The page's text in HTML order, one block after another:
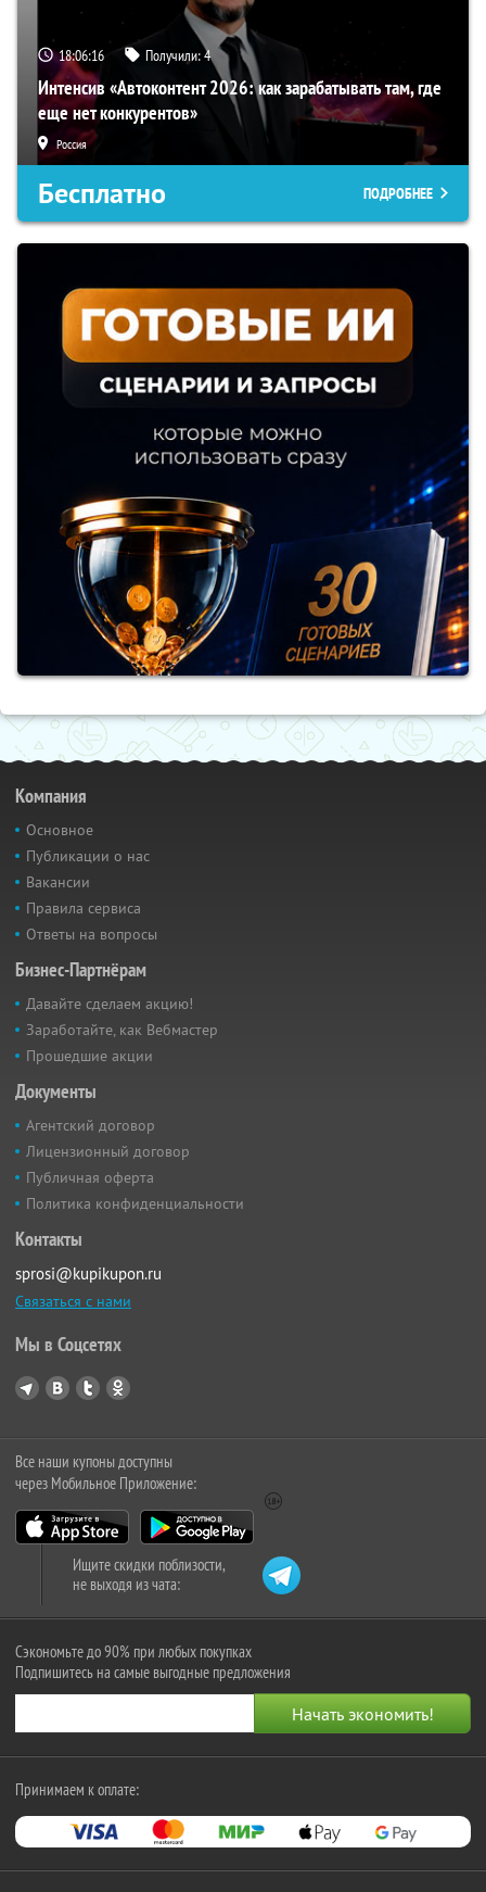
18:06:15 Получили:4
Интенсив «Автоконтент 2026: как зарабатывать там, где
еще нет конкурентов»
Россия
Бесплатно ПОДРОБНЕЕ
Компания
Основное
Публикации о нас
Вакансии
Правила сервиса
Ответы на вопросы
Бизнес-Партнёрам
Давайте сделаем акцию!
Заработайте, как Вебмастер
Прошедшие акции
Документы
Агентский договор
Лицензионный договор
Публичная оферта
Политика конфиденциальности
Контакты
sprosi@kupikupon.ru
Связаться с нами
Мы в Соцсетях
Все наши купоны доступны
через Мобильное Приложение:
Ищите скидки поблизости,
не выходя из чата:
Сэкономьте до 90% при любых покупках
Подпишитесь на самые выгодные предложения
Принимаем к оплате: